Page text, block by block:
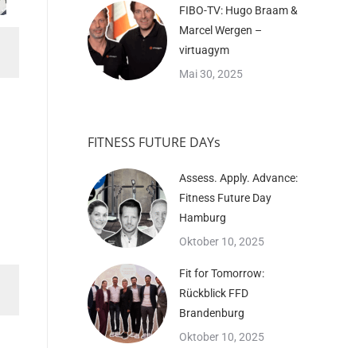
FIBO-TV: Hugo Braam &
Marcel Wergen –
virtuagym
Mai 30, 2025
FITNESS FUTURE DAYs
Assess. Apply. Advance:
Fitness Future Day
Hamburg
Oktober 10, 2025
Fit for Tomorrow:
Rückblick FFD
Brandenburg
Oktober 10, 2025